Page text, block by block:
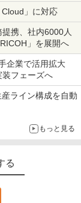
」に対応
携、社内6000人
」を展開へ
企業で活用拡大
フェーズへ
ライン構成を自動
もっと見る
る